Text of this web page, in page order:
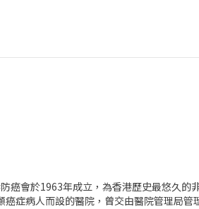
會於1963年成立，為香港歷史最悠久的
症病人而設的醫院，曾交由醫院管理局